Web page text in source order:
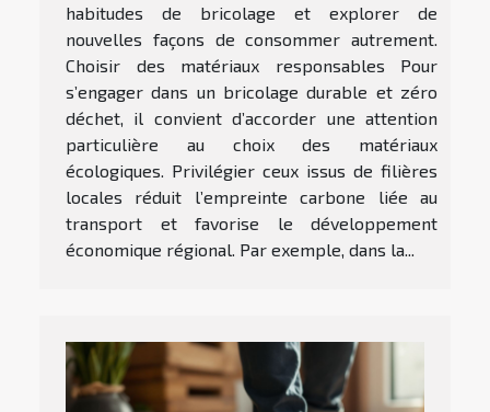
habitudes de bricolage et explorer de
nouvelles façons de consommer autrement.
Choisir des matériaux responsables Pour
s’engager dans un bricolage durable et zéro
déchet, il convient d’accorder une attention
particulière au choix des matériaux
écologiques. Privilégier ceux issus de filières
locales réduit l’empreinte carbone liée au
transport et favorise le développement
économique régional. Par exemple, dans la...